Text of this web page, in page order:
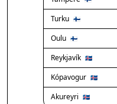
Turku 🇫🇮
Oulu 🇫🇮
Reykjavík 🇮🇸
Kópavogur 🇮🇸
Akureyri 🇮🇸